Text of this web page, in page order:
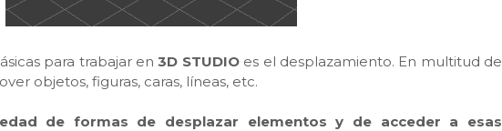
para trabajar en3D STUDIOes el desplazamiento. En multitud de
objetos, figuras, caras, líneas, etc.
de formas de desplazar elementos y de acceder a esas